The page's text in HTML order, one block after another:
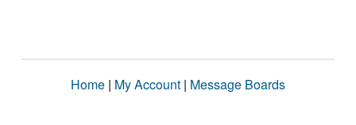
Home | My Account | Message Boards